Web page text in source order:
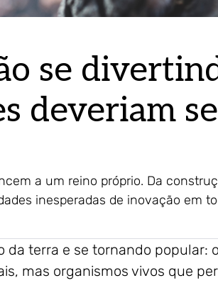
se
deveriam se
a um reino próprio. Da
inesperadas de inovação em
da terra e se tornando popular:
mas organismos vivos que